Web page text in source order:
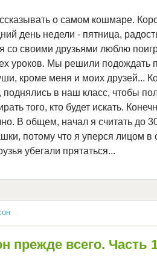
о самом кошмаре.
день недели - пятница,
со своими друзьями люблю
уроков. Мы решили подождать
кроме меня и моих друзей...
в наш класс, чтобы
того, кто будет искать.
В общем, начал я считать до
потому что я уперся лицом в
убегали прятаться...
прежде всего. Часть